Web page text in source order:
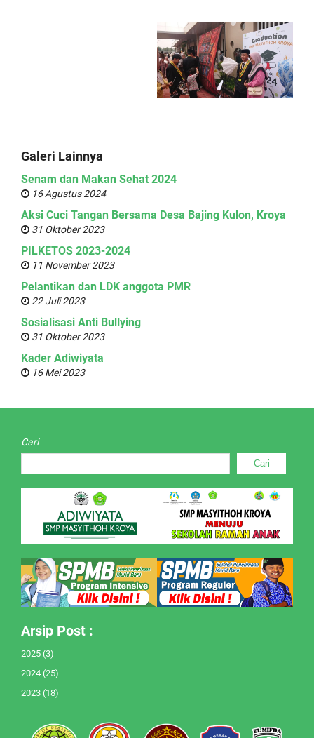
Galeri Lainnya
Senam dan Makan Sehat 2024
16 Agustus 2024
Aksi Cuci Tangan Bersama Desa Bajing Kulon, Kroya
31 Oktober 2023
PILKETOS 2023-2024
11 November 2023
Pelantikan dan LDK anggota PMR
22 Juli 2023
Sosialisasi Anti Bullying
31 Oktober 2023
Kader Adiwiyata
16 Mei 2023
Cari
Cari
Arsip Post :
2025 (3)
2024 (25)
2023 (18)